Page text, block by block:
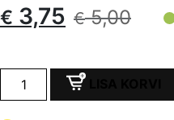
€5,00
Algne
oli:
€ 3,75
Current
is:
Ripats
-3.5
mm